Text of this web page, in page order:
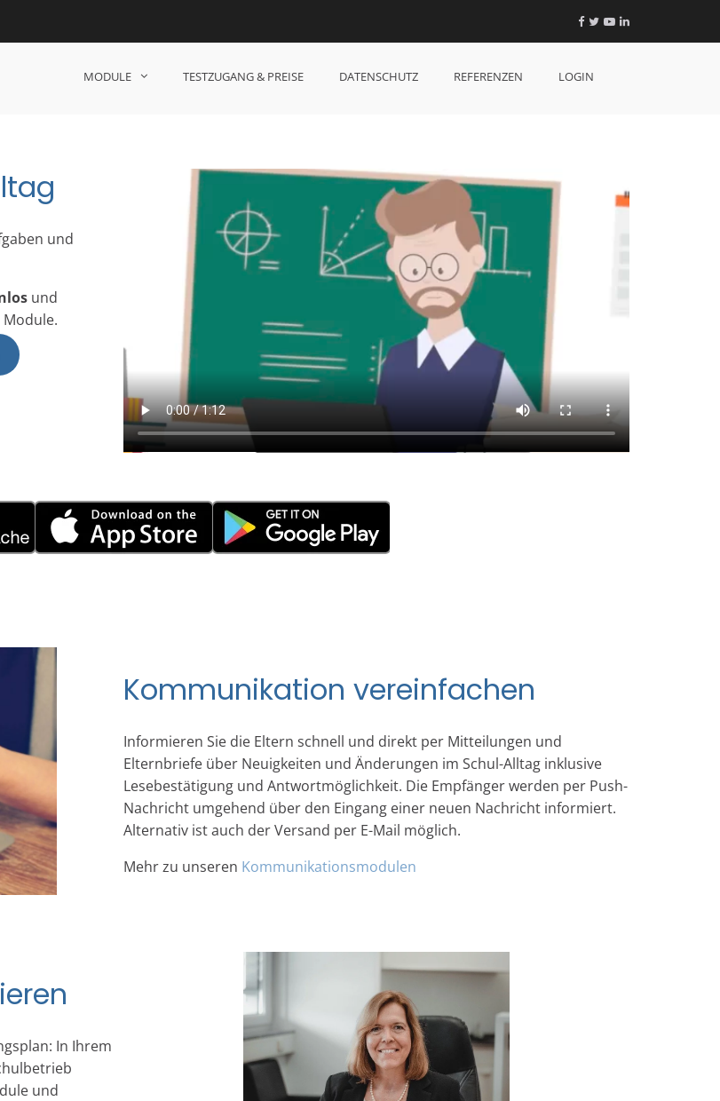
Facebook
TwitterYouTube
LinkedIn
MODULE TESTZUGANG & PREISE DATENSCHUTZ REFERENZEN LOGIN
und
und
Kommunikation vereinfachen
Informieren Sie die Eltern schnell und direkt per Mitteilungen und
Elternbriefe über Neuigkeiten und Änderungen im Schul-Alltag inklusive
Lesebestätigung und Antwortmöglichkeit. Die Empfänger werden per Push-
Nachricht umgehend über den Eingang einer neuen Nachricht informiert.
Alternativ ist auch der Versand per E-Mail möglich.
Mehr zu unseren Kommunikationsmodulen
In Ihrem
und